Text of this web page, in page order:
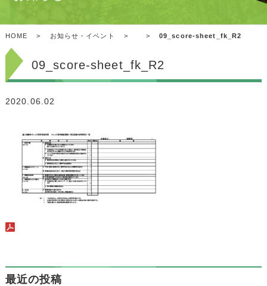
HOME > お知らせ・イベント > > 09_score-sheet_fk_R2
09_score-sheet_fk_R2
2020.06.02
最近の投稿